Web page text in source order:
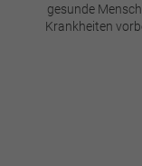
gesunde
Krankheiten